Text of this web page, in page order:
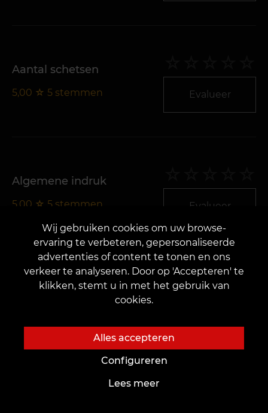
Aantal schetsen
5,00 ☆ 5 stemmen Evalueer
Algemene indruk
5,00 ☆ 5 stemmen Evalueer
Let op!
journalisten en is informatief van aard. Alle
afbeeldingen zijn illustratief en zijn
geselecteerd om de tekst visueel aan te
niet eens bent met de inhoud, neem dan
Wij gebruiken cookies om uw browse-
ervaring te verbeteren, gepersonaliseerde
advertenties of content te tonen en ons
verkeer te analyseren. Door op 'Accepteren' te
klikken, stemt u in met het gebruik van
cookies.
Alles accepteren
Configureren
Lees meer